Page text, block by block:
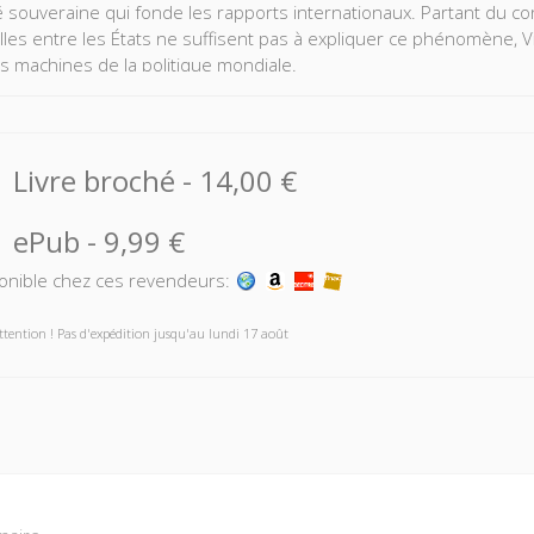
souveraine qui fonde les rapports internationaux. Partant du
entre les États ne suffisent pas à expliquer ce phénomène,
machines de la politique mondiale.
de faire engendrent des ordres hiérarchiques complexes.
un rideau devant la scène. En connaître les ressorts aide à
Livre broché - 14,00 €
ePub - 9,99 €
chez ces revendeurs:
! Pas d'expédition jusqu'au lundi 17 août